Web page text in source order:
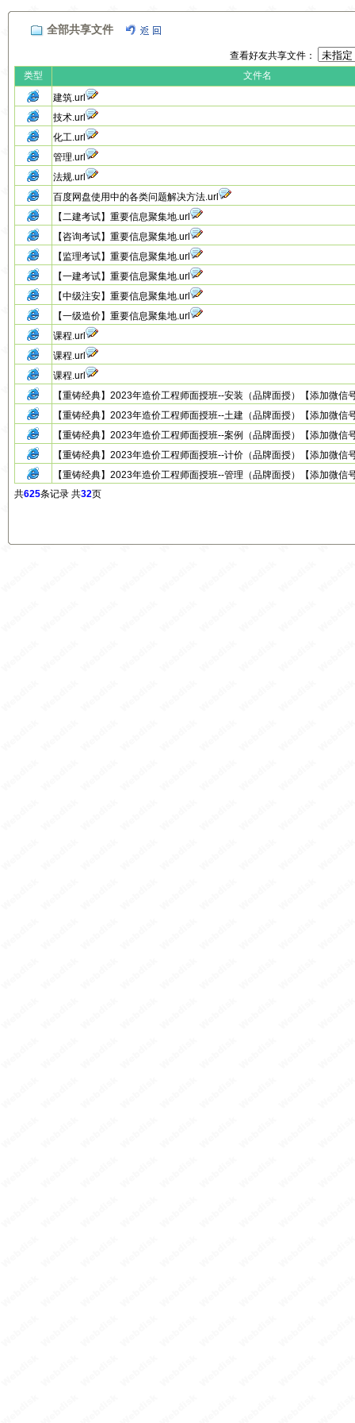
全部共享文件
查看好友共享文件：
类型
文件名
建筑.url
技术.url
化工.url
管理.url
法规.url
百度网盘使用中的各类问题解决方法.url
【二建考试】重要信息聚集地.url
【咨询考试】重要信息聚集地.url
【监理考试】重要信息聚集地.url
【一建考试】重要信息聚集地.url
【中级注安】重要信息聚集地.url
【一级造价】重要信息聚集地.url
课程.url
课程.url
课程.url
【重铸经典】2023年造价工程师面授班--安装（品牌面授）【添加微信
【重铸经典】2023年造价工程师面授班--土建（品牌面授）【添加微信
【重铸经典】2023年造价工程师面授班--案例（品牌面授）【添加微信
【重铸经典】2023年造价工程师面授班--计价（品牌面授）【添加微信
【重铸经典】2023年造价工程师面授班--管理（品牌面授）【添加微信
共625条记录 共32页